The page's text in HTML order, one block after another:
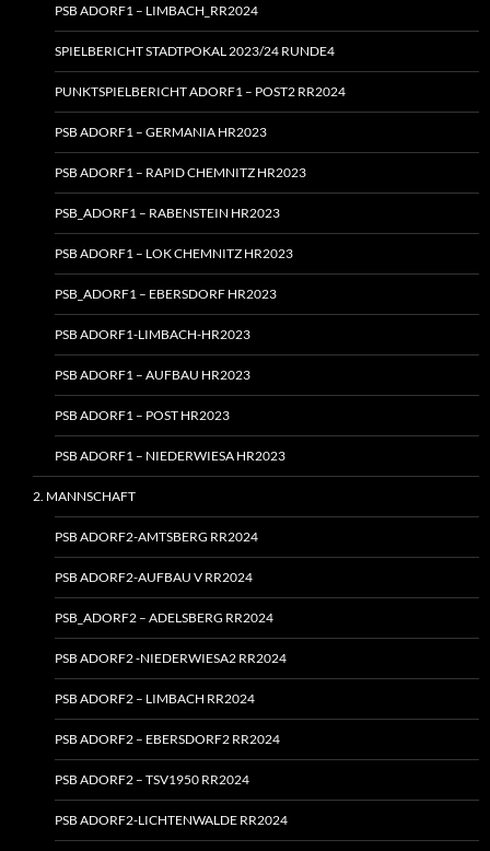
PSB ADORF1 – LIMBACH_RR2024
SPIELBERICHT STADTPOKAL 2023/24 RUNDE4
PUNKTSPIELBERICHT ADORF1 – POST2 RR2024
PSB ADORF1 – GERMANIA HR2023
PSB ADORF1 – RAPID CHEMNITZ HR2023
PSB_ADORF1 – RABENSTEIN HR2023
PSB ADORF1 – LOK CHEMNITZ HR2023
PSB_ADORF1 – EBERSDORF HR2023
PSB ADORF1-LIMBACH-HR2023
PSB ADORF1 – AUFBAU HR2023
PSB ADORF1 – POST HR2023
PSB ADORF1 – NIEDERWIESA HR2023
2. MANNSCHAFT
PSB ADORF2-AMTSBERG RR2024
PSB ADORF2-AUFBAU V RR2024
PSB_ADORF2 – ADELSBERG RR2024
PSB ADORF2 ‑NIEDERWIESA2 RR2024
PSB ADORF2 – LIMBACH RR2024
PSB ADORF2 – EBERSDORF2 RR2024
PSB ADORF2 – TSV1950 RR2024
PSB ADORF2-LICHTENWALDE RR2024